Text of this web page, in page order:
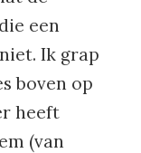
een
Ik grap
boven op
heeft
(van